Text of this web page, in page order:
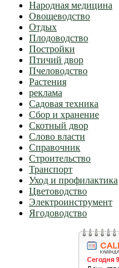
Народная медицина
Овощеводство
Отдых
Плодоводство
Постройки
Птичий двор
Пчеловодство
Растения
реклама
Садовая техника
Сбор и хранение
Скотный двор
Слово власти
Справочник
Строительство
Транспорт
Уход и профилактика
Цветоводство
Электроинструмент
Ягодоводство